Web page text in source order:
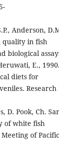
Anderson,
quality in fish
biological
E.,
diets for
D. Pook, Ch.
of white fish
of